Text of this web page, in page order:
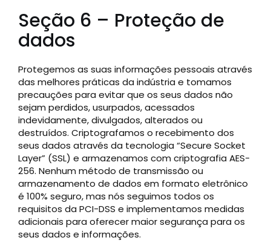
Seção 6 – Proteção de
dados
Protegemos as suas informações pessoais através
das melhores práticas da indústria e tomamos
precauções para evitar que os seus dados não
sejam perdidos, usurpados, acessados
indevidamente, divulgados, alterados ou
destruídos. Criptografamos o recebimento dos
seus dados através da tecnologia “Secure Socket
Layer” (SSL) e armazenamos com criptografia AES-
256. Nenhum método de transmissão ou
armazenamento de dados em formato eletrônico
é 100% seguro, mas nós seguimos todos os
requisitos da PCI-DSS e implementamos medidas
adicionais para oferecer maior segurança para os
seus dados e informações.